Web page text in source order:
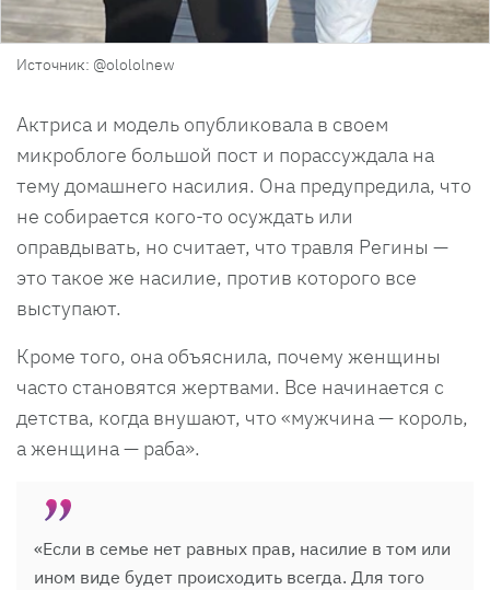
Источник: @olololnew
Актриса и модель опубликовала в своем
микроблоге большой пост и порассуждала на
тему домашнего насилия. Она предупредила, что
не собирается кого-то осуждать или
оправдывать, но считает, что травля Регины —
это такое же насилие, против которого все
выступают.
Кроме того, она объяснила, почему женщины
часто становятся жертвами. Все начинается с
детства, когда внушают, что «мужчина — король,
а женщина — раба».
«Если в семье нет равных прав, насилие в том или
ином виде будет происходить всегда. Для того